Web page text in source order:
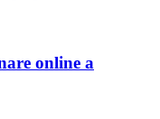
online a